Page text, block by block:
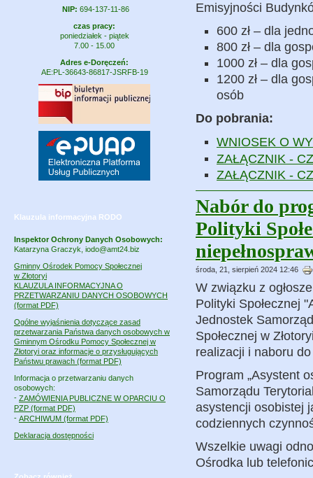
NIP: 694-137-11-86
czas pracy:
poniedziałek - piątek
7.00 - 15.00
Adres e-Doręczeń:
AE:PL-36643-86817-JSRFB-19
Klauzula informacyjna RODO
Inspektor Ochrony Danych Osobowych:
Katarzyna Graczyk, iodo@amt24.biz
Gminny Ośrodek Pomocy Społecznej
w Złotoryi
KLAUZULA INFORMACYJNA O
PRZETWARZANIU DANYCH OSOBOWYCH
(format PDF)
Ogólne wyjaśnienia dotyczące zasad
przetwarzania Państwa danych osobowych w
Gminnym Ośrodku Pomocy Społecznej w
Złotoryi oraz informacje o przysługujących
Państwu prawach (format PDF)
Informacja o przetwarzaniu danych
osobowych:
- ZAMÓWIENIA PUBLICZNE W OPARCIU O
PZP (format PDF)
- ARCHIWUM (format PDF)
Deklaracja dostępności
Emisyjności
600 zł – dla
800 zł – dla
1000 zł – dla
1200 zł – dla
osób
Do pobrania:
WNIOSEK O
ZAŁĄCZNIK -
ZAŁĄCZNIK -
Nabór do
Polityki
środa, 21, sierpień 2024 12:46
W związku z
Polityki Społecznej
Jednostek
Społecznej w
realizacji i naboru
Program „Asystent
Samorządu
asystencji osobistej
codziennych
Wszelkie uwagi
Ośrodka lub